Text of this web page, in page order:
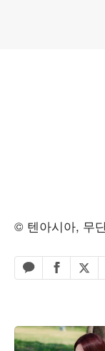
© 텐아시아, 무
카카오톡 공유하
페이스북
엑스